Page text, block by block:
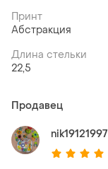
Принт
Абстракция
Длина стельки
22,5
Продавец
nik19121997